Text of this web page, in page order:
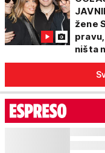
žene
ništa